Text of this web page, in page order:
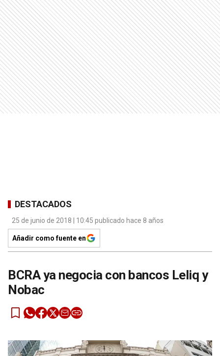
DESTACADOS
25 de junio de 2018 | 10:45 publicado hace 8 años
Añadir como fuente en
BCRA ya negocia con bancos Leliq y
Nobac